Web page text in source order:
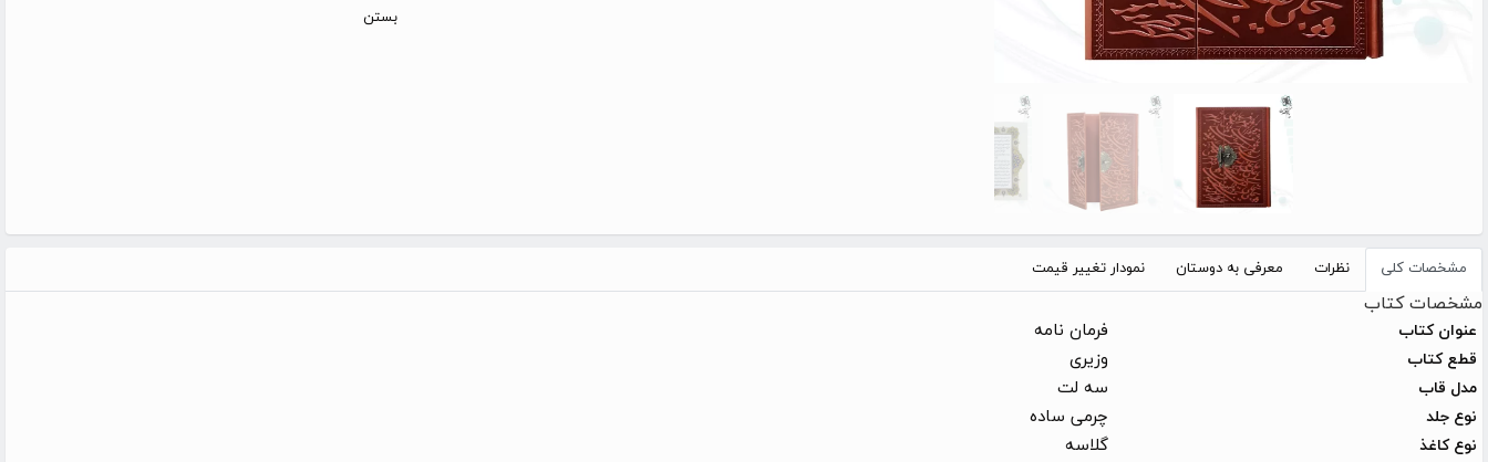
بستن
مشخصات کلی نظرات معرفی به دوستان نمودار تغییر قیمت
مشخصات کتاب
عنوان کتاب فرمان نامه
قطع کتاب وزیری
مدل قاب سه لت
نوع جلد چرمی ساده
نوع کاغذ گلاسه